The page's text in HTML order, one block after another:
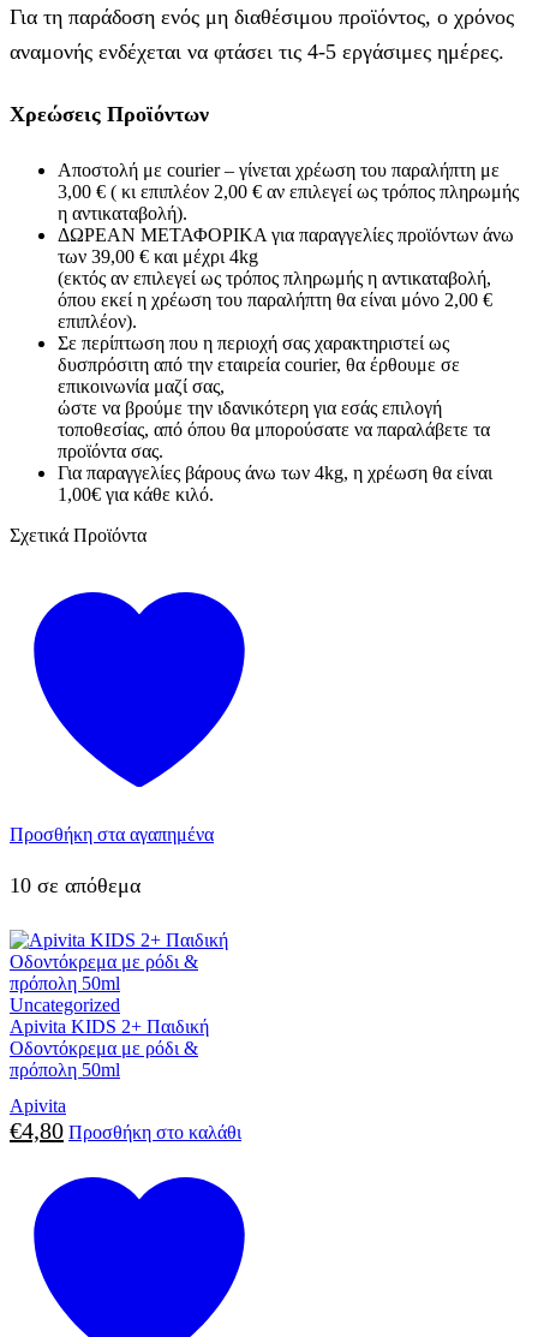
Για τη παράδοση ενός μη διαθέσιμου προϊόντος, ο χρόνος
αναμονής ενδέχεται να φτάσει τις 4-5 εργάσιμες ημέρες.
Χρεώσεις Προϊόντων
Αποστολή με courier – γίνεται χρέωση του παραλήπτη με
3,00 € ( κι επιπλέον 2,00 € αν επιλεγεί ως τρόπος πληρωμής
η αντικαταβολή).
ΔΩΡΕΑΝ ΜΕΤΑΦΟΡΙΚΑ για παραγγελίες προϊόντων άνω
των 39,00 € και μέχρι 4kg
(εκτός αν επιλεγεί ως τρόπος πληρωμής η αντικαταβολή,
όπου εκεί η χρέωση του παραλήπτη θα είναι μόνο 2,00 €
επιπλέον).
Σε περίπτωση που η περιοχή σας χαρακτηριστεί ως
δυσπρόσιτη από την εταιρεία courier, θα έρθουμε σε
επικοινωνία μαζί σας,
ώστε να βρούμε την ιδανικότερη για εσάς επιλογή
τοποθεσίας, από όπου θα μπορούσατε να παραλάβετε τα
προϊόντα σας.
Για παραγγελίες βάρους άνω των 4kg, η χρέωση θα είναι
1,00€ για κάθε κιλό.
Σχετικά Προϊόντα
Προσθήκη στα αγαπημένα
10 σε απόθεμα
Uncategorized
Apivita KIDS 2+ Παιδική
Οδοντόκρεμα με ρόδι &
πρόπολη 50ml
Apivita
€4,80 Προσθήκη στο καλάθι